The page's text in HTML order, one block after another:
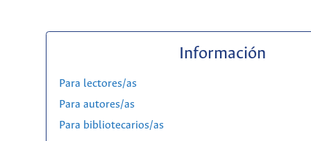
Información
Para lectores/as
Para autores/as
Para bibliotecarios/as